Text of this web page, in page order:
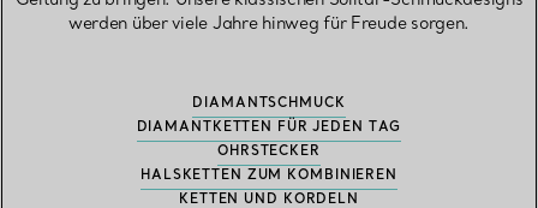
werden über viele Jahre hinweg für Freude sorgen.
DIAMANTSCHMUCK
DIAMANTKETTEN FÜR JEDEN TAG
OHRSTECKER
HALSKETTEN ZUM KOMBINIEREN
KETTEN UND KORDELN